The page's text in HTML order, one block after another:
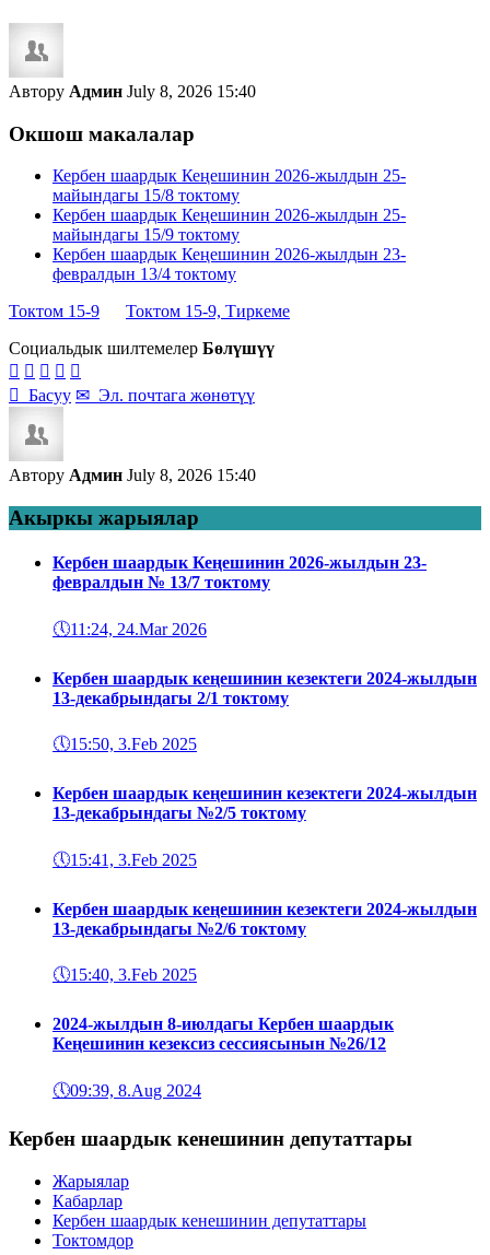
Автору Админ July 8, 2026 15:40
Окшош макалалар
Кербен шаардык Кеңешинин 2026-жылдын 25-
майындагы 15/8 токтому
Кербен шаардык Кеңешинин 2026-жылдын 25-
майындагы 15/9 токтому
Кербен шаардык Кеңешинин 2026-жылдын 23-
февралдын 13/4 токтому
Токтом 15-9
Токтом 15-9, Тиркеме
Социальдык шилтемелер Бөлүшүү
    
 Басуу ✉ Эл. почтага жөнөтүү
Автору Админ July 8, 2026 15:40
Акыркы жарыялар
Кербен шаардык Кеңешинин 2026-жылдын 23-
февралдын № 13/7 токтому
🕔11:24, 24.Mar 2026
Кербен шаардык кеңешинин кезектеги 2024-жылдын
13-декабрындагы 2/1 токтому
🕔15:50, 3.Feb 2025
Кербен шаардык кеңешинин кезектеги 2024-жылдын
13-декабрындагы №2/5 токтому
🕔15:41, 3.Feb 2025
Кербен шаардык кеңешинин кезектеги 2024-жылдын
13-декабрындагы №2/6 токтому
🕔15:40, 3.Feb 2025
2024-жылдын 8-июлдагы Кербен шаардык
Кеңешинин кезексиз сессиясынын №26/12
🕔09:39, 8.Aug 2024
Кербен шаардык кенешинин депутаттары
Жарыялар
Кабарлар
Кербен шаардык кенешинин депутаттары
Токтомдор